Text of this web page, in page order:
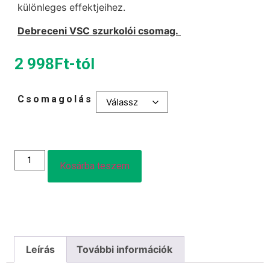
különleges effektjeihez.
Debreceni VSC szurkolói csomag.
2 998Ft-tól
Csomagolás
Kosárba teszem
Leírás További információk